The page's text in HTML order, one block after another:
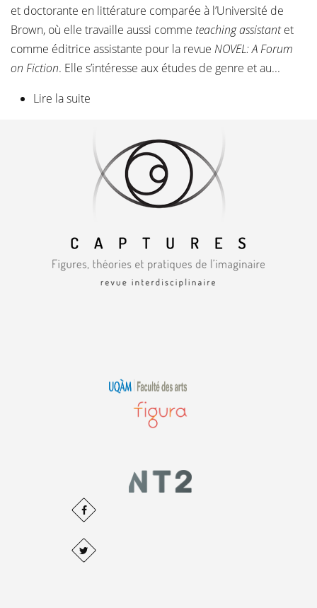
et doctorante en littérature comparée à l’Université de
Brown, où elle travaille aussi comme teaching assistantet
comme éditrice assistante pour la revue NOVEL: A Forum
on Fiction. Elle s’intéresse aux études de genre et au...
Lire la suite